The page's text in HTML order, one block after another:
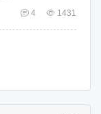
4 1431